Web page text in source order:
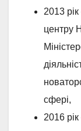
2013
центру
сфері,
2016